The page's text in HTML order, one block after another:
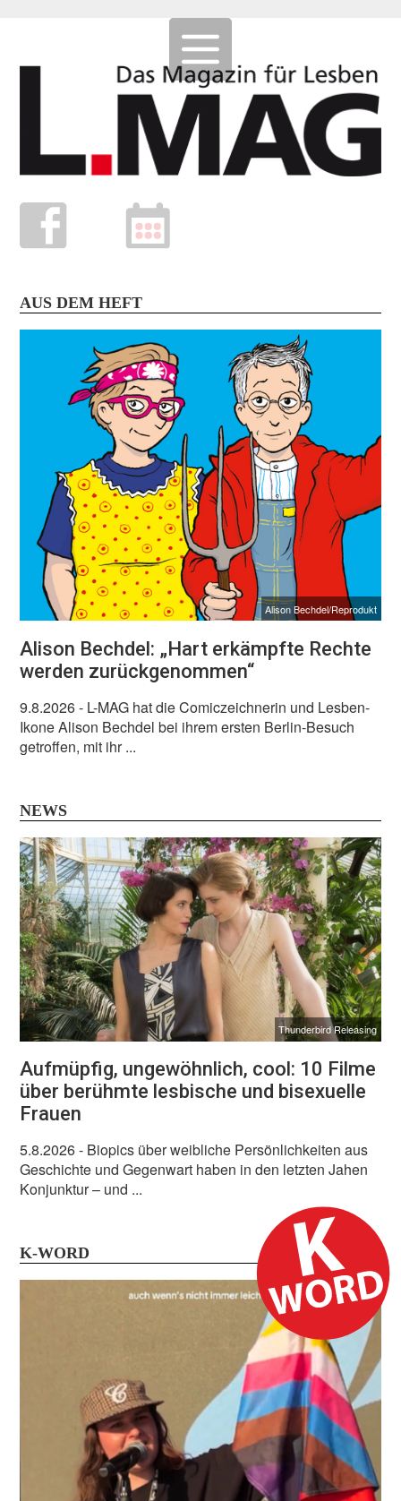
AUS DEM HEFT
Alison Bechdel/Reprodukt
Alison Bechdel: „Hart erkämpfte Rechte
werden zurückgenommen“
9.8.2026- L-MAG hat die Comiczeichnerin und Lesben-
Ikone Alison Bechdel bei ihrem ersten Berlin-Besuch
getroffen, mit ihr ...
NEWS
Thunderbird Releasing
Aufmüpfig, ungewöhnlich, cool: 10 Filme
über berühmte lesbische und bisexuelle
Frauen
5.8.2026- Biopics über weibliche Persönlichkeiten aus
Geschichte und Gegenwart haben in den letzten Jahen
Konjunktur – und ...
K-WORD